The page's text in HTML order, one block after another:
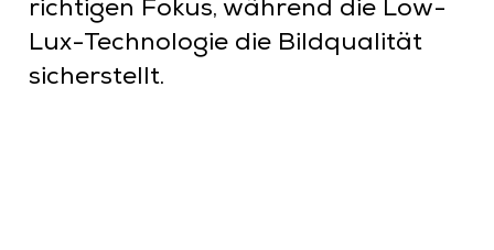
richtigen Fokus, während die Low-
Lux-Technologie die Bildqualität
sicherstellt.